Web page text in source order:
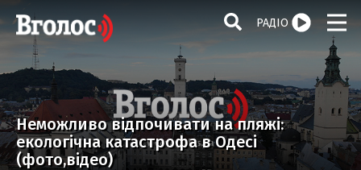
РАДІО
Неможливо відпочивати на пляжі:
екологічна катастрофа в Одесі
(фото,відео)